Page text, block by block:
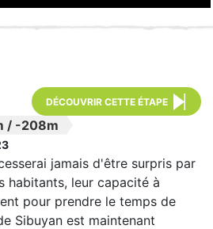
DÉCOUVRIR CETTE ÉTAPE
/ -208m
jamais d'être surpris par
habitants, leur capacité à
pour prendre le temps de
Sibuyan est maintenant